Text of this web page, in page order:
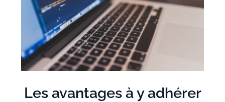
Les avantages à y adhérer